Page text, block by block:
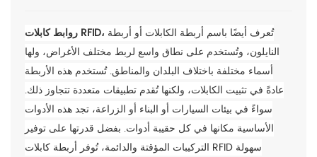
روابط كابلات RFID،
النايلون، وتُستخدم على نطاق واسع لربط مختلف الأغراض، ولها
أسماء مختلفة باختلاف البلدان والمناطق. تُستخدم هذه الأربطة
عادةً في تثبيت الكابلات، ولكنها تُقدم تطبيقات متعددة تتجاوز ذلك.
سواءً في بيئات السيارات أو البناء أو الزراعة، تجد هذه الأدوات
الأساسية مكانها في كل حقيبة أدوات. بفضل قدرتها على توفير
التركيبات المؤقتة والدائمة، تُوفر أربطة كابلات RFID سهولة